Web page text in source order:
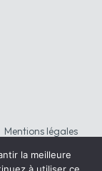
Mentions légales
la meilleure